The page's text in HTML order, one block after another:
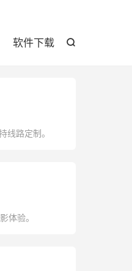

软件下载
线路定制。
体验。